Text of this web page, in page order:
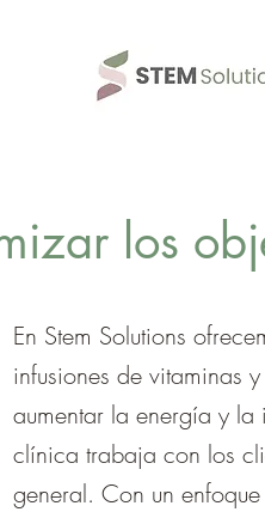
los
En Stem Solutions
infusiones de vitaminas
aumentar la energía y
clínica trabaja con los
general. Con un